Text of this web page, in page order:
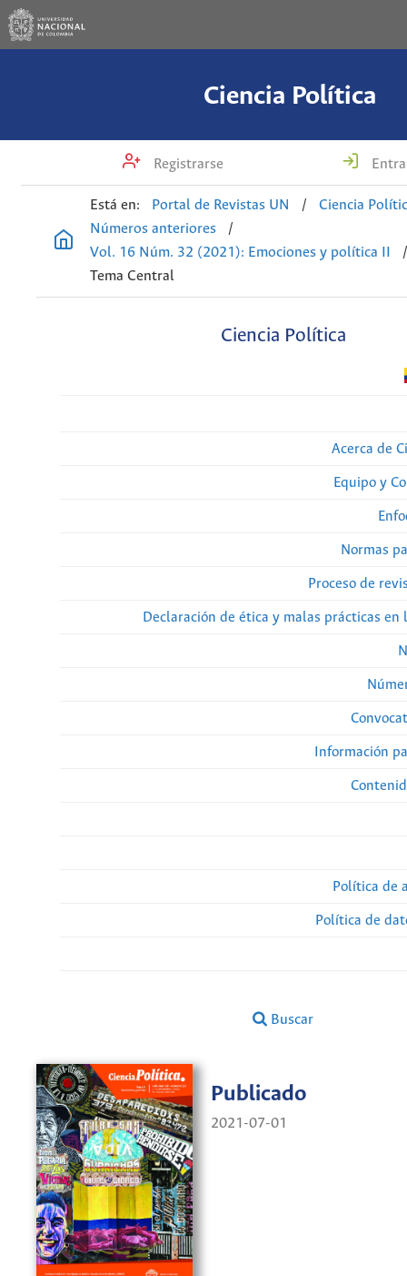
Ciencia Política
Registrarse
Está en: Portal de Revistas UN /
Ciencia
Números anteriores
/
Vol. 16 Núm. 32 (2021): Emociones y política II
Tema Central
Ciencia Política
Acerca de
Equipo y
Normas
Proceso de
Declaración de ética y malas prácticas en
Información
Política de
Política de
Buscar
Publicado
2021-07-01